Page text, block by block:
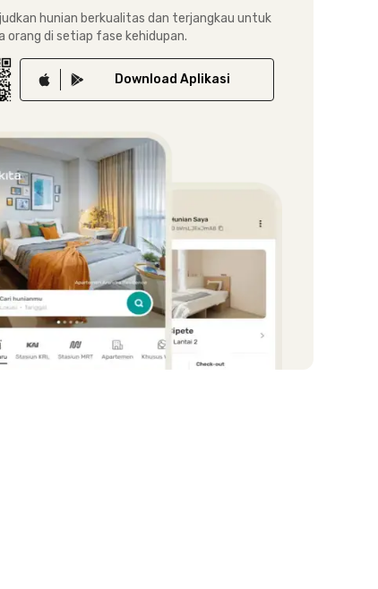
hunian berkualitas dan terjangkau untuk
orang di setiap fase kehidupan.
Download Aplikasi